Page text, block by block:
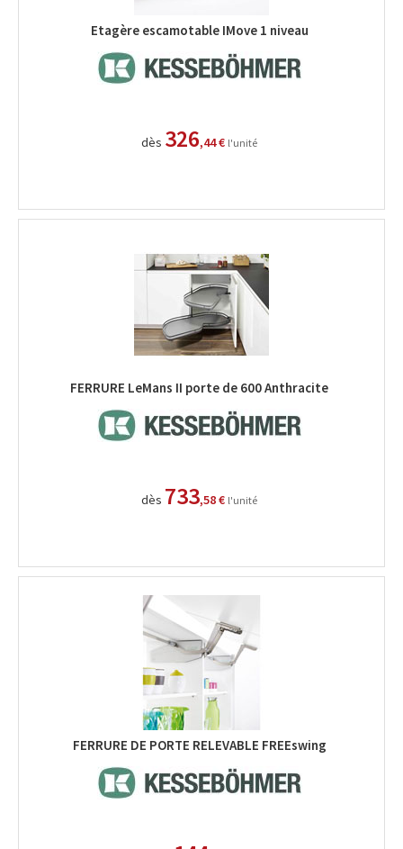
Etagère escamotable IMove 1 niveau
dès 326,44 € l'unité
FERRURE LeMans II porte de 600 Anthracite
dès 733,58 € l'unité
FERRURE DE PORTE RELEVABLE FREEswing